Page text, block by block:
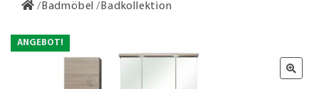
Badmöbel Badkollektion
ANGEBOT!